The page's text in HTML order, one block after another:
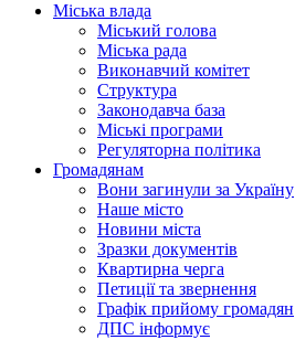
Міська влада
Міський голова
Міська рада
Виконавчий комітет
Структура
Законодавча база
Міські програми
Регуляторна політика
Громадянам
Вони загинули за Україну
Наше місто
Новини міста
Зразки документів
Квартирна черга
Петиції та звернення
Графік прийому громадян
ДПС інформує